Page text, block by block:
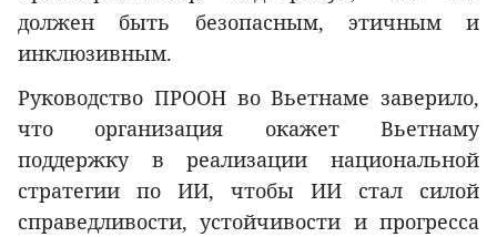
должен быть безопасным, этичным и
инклюзивным.
Руководство ПРООН во Вьетнаме заверило,
что организация окажет Вьетнаму
поддержку в реализации национальной
стратегии по ИИ, чтобы ИИ стал силой
справедливости, устойчивости и прогресса